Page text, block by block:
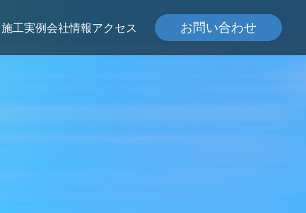
施工実例会社情報アクセス お問い合わせ